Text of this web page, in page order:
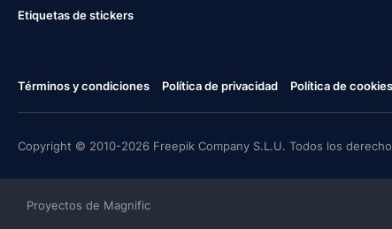
Etiquetas de stickers
Términos y condiciones Política de privacidad Política de cookies
Copyright © 2010-2026 Freepik Company S.L.U. Todos los
Proyectos de Magnific